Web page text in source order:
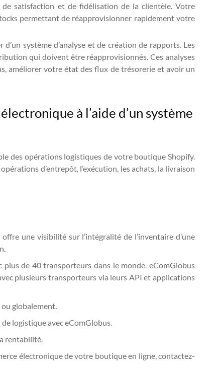
satisfaction et de fidélisation de la clientèle. Votre
permettant de réapprovisionner rapidement votre
système d’analyse et de création de rapports. Les
qui doivent être réapprovisionnés. Ces analyses
améliorer votre état des flux de trésorerie et avoir un
à l’aide d’un système
des opérations logistiques de votre boutique Shopify.
d’entrepôt, l’exécution, les achats, la livraison
une visibilité sur l’intégralité de l’inventaire d’une
de 40 transporteurs dans le monde. eComGlobus
plusieurs transporteurs via leurs API et applications
globalement.
logistique avec eComGlobus.
rentabilité.
électronique de votre boutique en ligne, contactez-